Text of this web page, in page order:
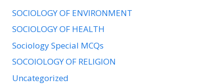
SOCIOLOGY OF ENVIRONMENT
SOCIOLOGY OF HEALTH
Sociology Special MCQs
SOCOIOLOGY OF RELIGION
Uncategorized